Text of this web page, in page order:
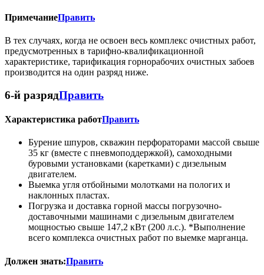
ПримечаниеПравить
В тех случаях, когда не освоен весь комплекс очистных работ,
предусмотренных в тарифно-квалификационной
характеристике, тарификация горнорабочих очистных забоев
производится на один разряд ниже.
6-й разрядПравить
Характеристика работПравить
Бурение шпуров, скважин перфораторами массой свыше
35 кг (вместе с пневмоподдержкой), самоходными
буровыми установками (каретками) с дизельным
двигателем.
Выемка угля отбойными молотками на пологих и
наклонных пластах.
Погрузка и доставка горной массы погрузочно-
доставочными машинами с дизельным двигателем
мощностью свыше 147,2 кВт (200 л.с.). *Выполнение
всего комплекса очистных работ по выемке марганца.
Должен знать:Править